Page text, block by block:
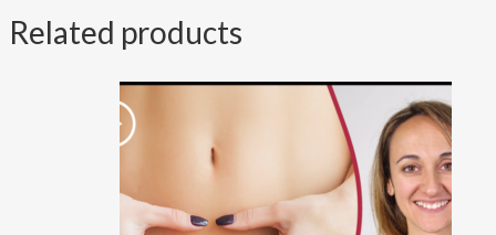
Related products